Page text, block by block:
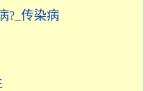
?_传染病